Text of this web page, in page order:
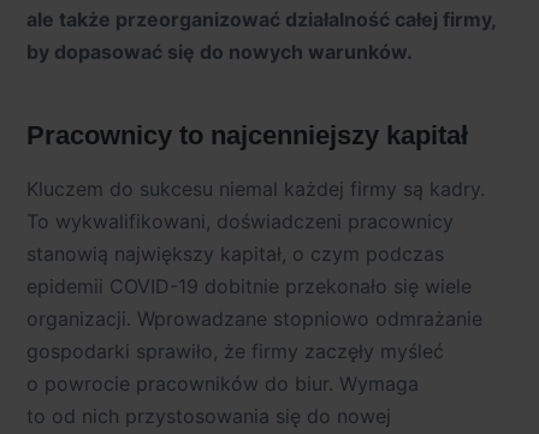
ale także przeorganizować działalność całej firmy,
by dopasować się do nowych warunków.
Pracownicy to najcenniejszy kapitał
Kluczem do sukcesu niemal każdej firmy są kadry.
To wykwalifikowani, doświadczeni pracownicy
stanowią największy kapitał, o czym podczas
epidemii COVID-19 dobitnie przekonało się wiele
organizacji. Wprowadzane stopniowo odmrażanie
gospodarki sprawiło, że firmy zaczęły myśleć
o powrocie pracowników do biur. Wymaga
to od nich przystosowania się do nowej